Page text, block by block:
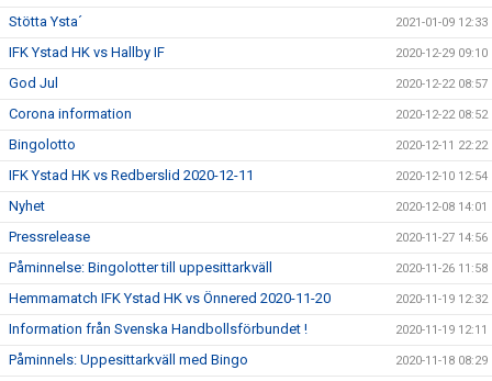
Stötta Ysta´ 2021-01-09 12:33
IFK Ystad HK vs Hallby IF 2020-12-29 09:10
God Jul 2020-12-22 08:57
Corona information 2020-12-22 08:52
Bingolotto 2020-12-11 22:22
IFK Ystad HK vs Redberslid 2020-12-11 2020-12-10 12:54
Nyhet 2020-12-08 14:01
Pressrelease 2020-11-27 14:56
Påminnelse: Bingolotter till uppesittarkväll 2020-11-26 11:58
Hemmamatch IFK Ystad HK vs Önnered 2020-11-20 2020-11-19 12:32
Information från Svenska Handbollsförbundet ! 2020-11-19 12:11
Påminnels: Uppesittarkväll med Bingo 2020-11-18 08:29